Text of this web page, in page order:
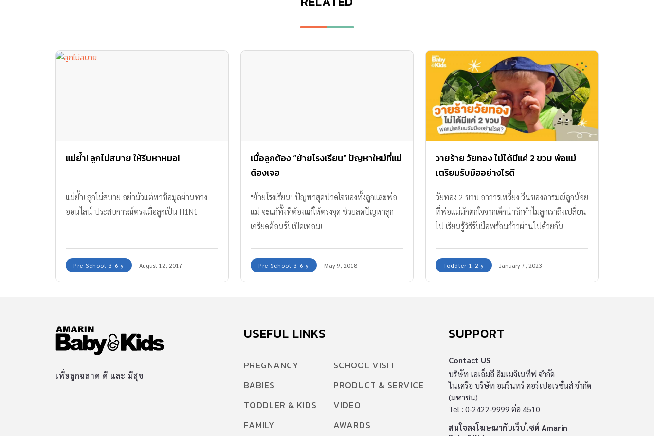
แม่ย้ำ! ลูกไม่สบาย ให้รีบหาหมอ!
แม่ย้ำ! ลูกไม่สบาย อย่ามัวแต่หาข้อมูลผ่านทาง
ออนไลน์ ประสบการณ์ตรงเมื่อลูกเป็น H1N1
Pre-School 3-6 y August 12, 2017
เมื่อลูกต้อง “ย้ายโรงเรียน” ปัญหาใหม่ที่แม่
ต้องเจอ
"ย้ายโรงเรียน" ปัญหาสุดปวดใจของทั้งลูกและพ่อ
แม่ จะแก้ทั้งทีต้องแก้ให้ตรงจุด ช่วยลดปัญหาลูก
เครียดต้อนรับเปิดเทอม!
Pre-School 3-6 y May 9, 2018
วายร้าย วัยทอง ไม่ได้มีแค่ 2 ขวบ พ่อแม่
เตรียมรับมืออย่างไรดี
วัยทอง 2 ขวบ อาการเหวี่ยง วีนของอารมณ์ลูกน้อย
ที่พ่อแม่มักตกใจจากเด็กน่ารักทำไมลูกเราถึงเปลี่ยน
ไป เรียนรู้วิธีรับมือพร้อมก้าวผ่านไปด้วยกัน
Toddler 1-2 y January 7, 2023
เพื่อลูกฉลาด ดี และ มีสุข
USEFUL LINKS
PREGNANCY
BABIES
TODDLER & KIDS
FAMILY
SCHOOL VISIT
PRODUCT & SERVICE
VIDEO
AWARDS
SUPPORT
Contact US
บริษัท เอเอ็มอี อิมเมจิเนทีฟ จำกัด
ในเครือ บริษัท อมรินทร์ คอร์เปอเรชั่นส์ จำกัด
(มหาชน)
Tel : 0-2422-9999 ต่อ 4510
สนใจลงโฆษณากับเว็บไซต์ Amarin